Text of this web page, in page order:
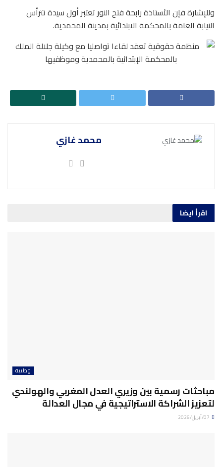
وللإشارة فإن الأستاذة رابحة فتح النور تعتبر أول سيدة تترأس
النيابة العامة بالمحكمة الابتدائية بمدينة المحمدية.
محمد غازي
اقرأ ايضا
وطنية
مباحثات رسمية بين وزيري العدل المغربي والهولندي
لتعزيز الشراكة الاستراتيجية في مجال العدالة